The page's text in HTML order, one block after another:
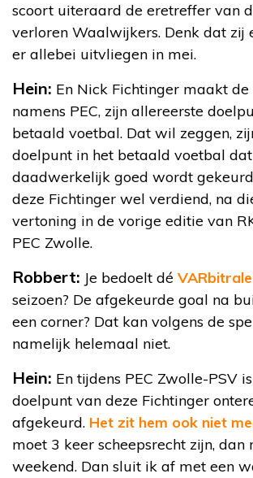
scoort uiteraard de eretreffer van
verloren Waalwijkers. Denk dat zij
er allebei uitvliegen in mei.
Hein: En Nick Fichtinger maakt
namens PEC, zijn allereerste
betaald voetbal. Dat wil zeggen,
doelpunt in het betaald voetbal dat
daadwerkelijk goed wordt
deze Fichtinger wel verdiend, na
vertoning in de vorige editie van
PEC Zwolle.
Robbert: Je bedoelt dé
seizoen? De afgekeurde goal na
een corner? Dat kan volgens de
namelijk helemaal niet.
Hein: En tijdens PEC Zwolle-PSV
doelpunt van deze Fichtinger
afgekeurd. Het zit hem ook niet
moet 3 keer scheepsrecht zijn,
weekend. Dan sluit ik af met een